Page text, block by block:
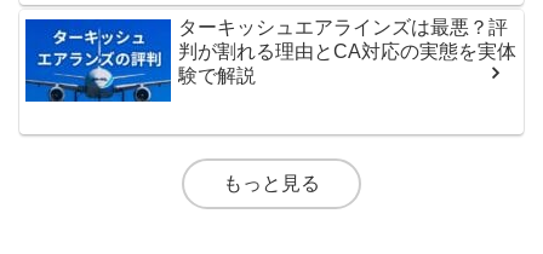
ターキッシュエアラインズは最悪？評
判が割れる理由とCA対応の実態を実体
験で解説
もっと見る